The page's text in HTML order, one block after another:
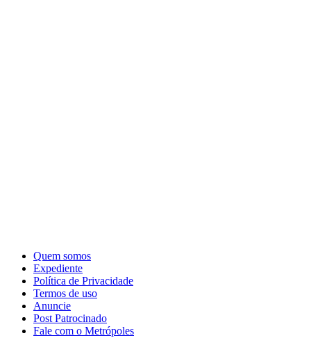
Quem somos
Expediente
Política de Privacidade
Termos de uso
Anuncie
Post Patrocinado
Fale com o Metrópoles